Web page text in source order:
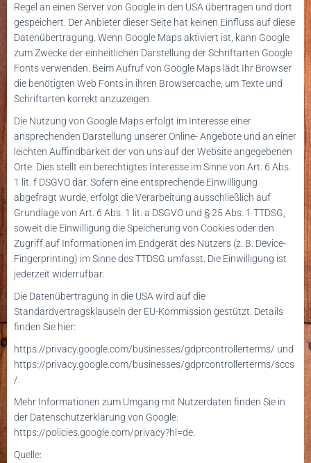
Regel an einen Server von Google in den USA übertragen und dort
gespeichert. Der Anbieter dieser Seite hat keinen Einfluss auf diese
Datenübertragung. Wenn Google Maps aktiviert ist, kann Google
zum Zwecke der einheitlichen Darstellung der Schriftarten Google
Fonts verwenden. Beim Aufruf von Google Maps lädt Ihr Browser
die benötigten Web Fonts in ihren Browsercache, um Texte und
Schriftarten korrekt anzuzeigen.
Die Nutzung von Google Maps erfolgt im Interesse einer
ansprechenden Darstellung unserer Online- Angebote und an einer
leichten Auffindbarkeit der von uns auf der Website angegebenen
Orte. Dies stellt ein berechtigtes Interesse im Sinne von Art. 6 Abs.
1 lit. f DSGVO dar. Sofern eine entsprechende Einwilligung
abgefragt wurde, erfolgt die Verarbeitung ausschließlich auf
Grundlage von Art. 6 Abs. 1 lit. a DSGVO und § 25 Abs. 1 TTDSG,
soweit die Einwilligung die Speicherung von Cookies oder den
Zugriff auf Informationen im Endgerät des Nutzers (z. B. Device-
Fingerprinting) im Sinne des TTDSG umfasst. Die Einwilligung ist
jederzeit widerrufbar.
Die Datenübertragung in die USA wird auf die
Standardvertragsklauseln der EU-Kommission gestützt. Details
finden Sie hier:
https://privacy.google.com/businesses/gdprcontrollerterms/ und
https://privacy.google.com/businesses/gdprcontrollerterms/sccs
/
Mehr Informationen zum Umgang mit Nutzerdaten finden Sie in
der Datenschutzerklärung von Google:
https://policies.google.com/privacy?hl=de
Quelle: